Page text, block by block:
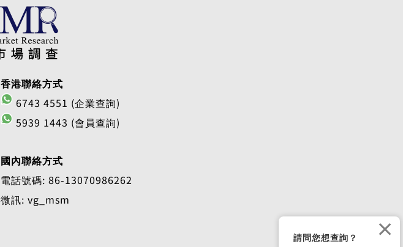
香港聯絡方式
6743 4551 (企業查詢)
5939 1443 (會員查詢)
國內聯絡方式
電話號碼: 86-13070986262
微訊: vg_msm
請問您想查詢？ ×